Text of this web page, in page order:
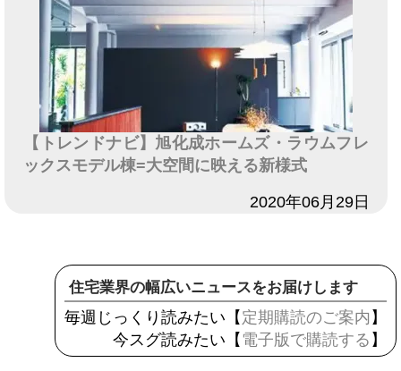
【トレンドナビ】旭化成ホームズ・ラウムフレ
ックスモデル棟=大空間に映える新様式
2020年06月29日
住宅業界の幅広いニュースをお届けします
毎週じっくり読みたい【 定期購読のご案内 】
今スグ読みたい【 電子版で購読する 】